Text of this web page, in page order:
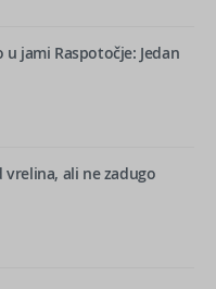
jami Raspotočje: Jedan
ali ne zadugo